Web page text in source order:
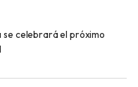
celebrará el próximo